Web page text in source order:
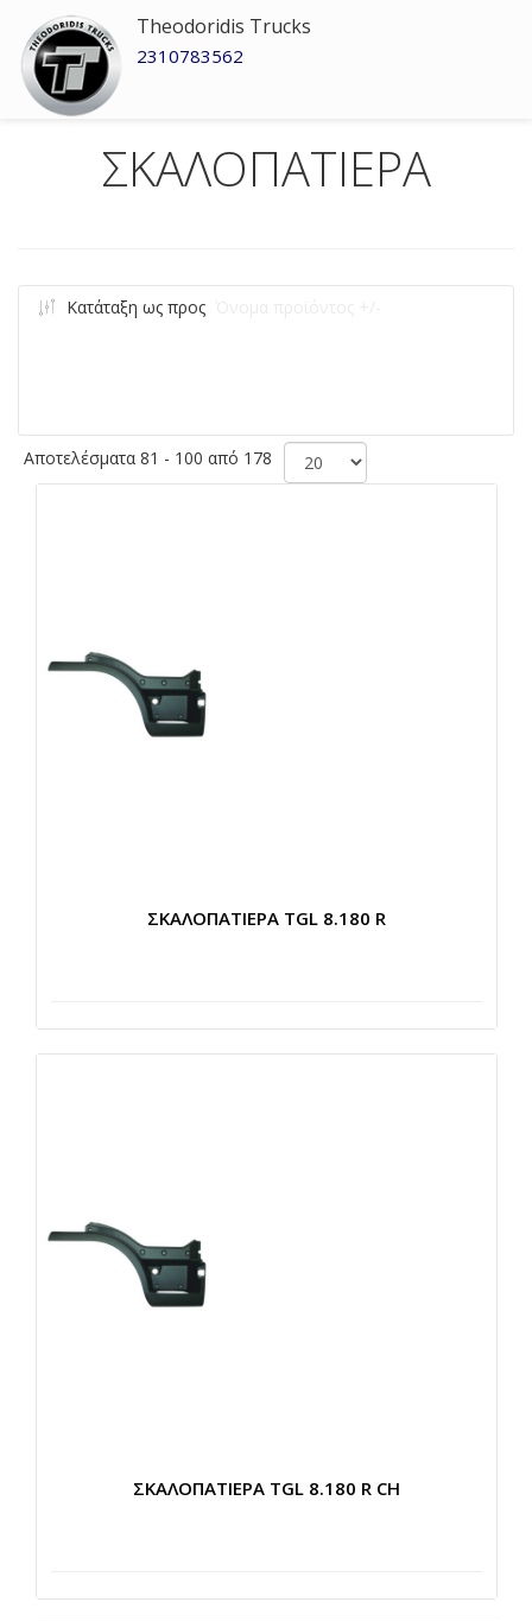
Theodoridis Trucks
2310783562
ΣΚΑΛΟΠΑΤΙΕΡΑ
Κατάταξη ως προς
Αποτελέσματα 81 - 100 από 178
ΣΚΑΛΟΠΑΤΙΕΡΑ TGL 8.180 R
ΣΚΑΛΟΠΑΤΙΕΡΑ TGL 8.180 R CH